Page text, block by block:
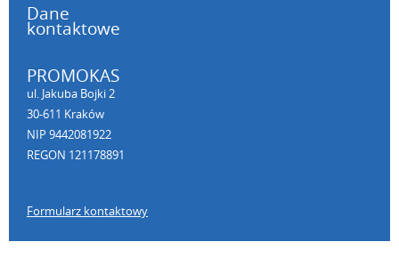
Dane
kontaktowe
PROMOKAS
ul. Jakuba Bojki 2
30-611 Kraków
NIP 9442081922
REGON 121178891
Formularz kontaktowy